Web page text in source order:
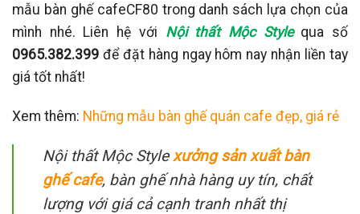
mẫu bàn ghế cafeCF80 trong danh sách lựa chọn của
mình nhé. Liên hệ với Nội thất Mộc Style qua số
0965.382.399 để đặt hàng ngay hôm nay nhận liền tay
giá tốt nhất!
Xem thêm: Những mẫu bàn ghế quán cafe đẹp, giá rẻ
Nội thất Mộc Style xưởng sản xuất bàn
ghế cafe, bàn ghế nhà hàng uy tín, chất
lượng với giá cả cạnh tranh nhất thị